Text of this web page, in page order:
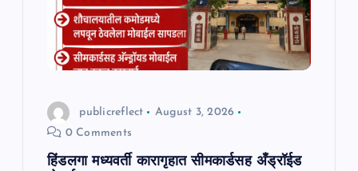
publicreflect
August 3, 2026
0 Comments
हिंडलगा मध्यवर्ती कारागृहात सीमकार्डसह अँड्रॉईड